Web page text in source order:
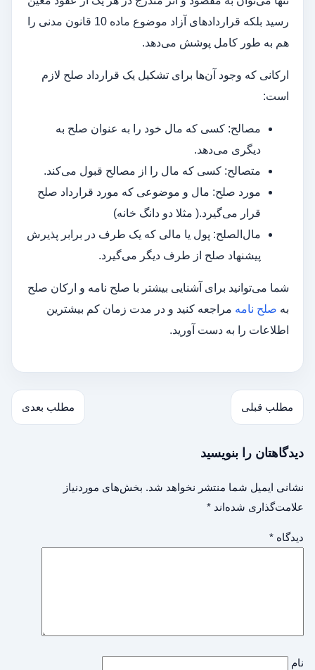
رسید بلکه قراردادهای آزاد موضوع ماده 10 قانون مدنی را
هم به طور کامل پوشش می‌دهد.
ارکانی که وجود آن‌ها برای تشکیل یک قرارداد صلح لازم
است:
مصالح: کسی که مال خود را به‌ عنوان صلح به
دیگری می‌دهد.
متصالح: کسی که مال را از مصالح قبول می‌کند.
مورد صلح: مال و موضوعی که مورد قرارداد صلح
قرار می‌گیرد.( مثلا دو دانگ خانه)
مال‌الصلح: پول یا مالی که یک طرف در برابر پذیرش
پیشنهاد صلح از طرف دیگر می‌گیرد.
شما می‌توانید برای آشنایی بیشتر با صلح نامه و ارکان صلح
به صلح نامه مراجعه کنید و در مدت زمان کم بیشترین
اطلاعات را به دست آورید.
مطلب قبلی مطلب بعدی
دیدگاهتان را بنویسید
نشانی ایمیل شما منتشر نخواهد شد. بخش‌های موردنیاز
علامت‌گذاری شده‌اند *
دیدگاه *
نام